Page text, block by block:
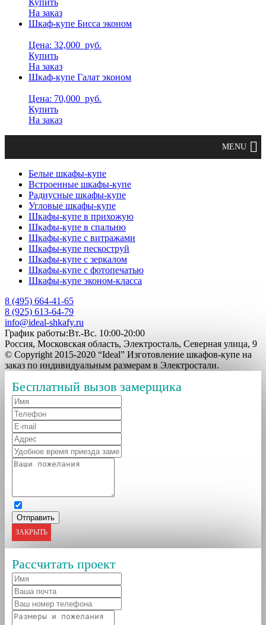
На заказ
Шкаф-купе Бисса эконом
Цена: 32,000 руб.
Купить
На заказ
Шкаф-купе Галат эконом
Цена: 70,000 руб.
Купить
На заказ
Белые шкафы-купе
Встроенные шкафы-купе
Радиусные шкафы-купе
Угловые шкафы-купе
Шкафы-купе в прихожую
Шкафы-купе в спальню
Шкафы-купе с витражами
Шкафы-купе пескоструй
Шкафы-купе с зеркалом
Шкафы-купе с фотопечатью
Шкафы-купе эконом-класса
8 (495) 664-41-65
8 (925) 613-64-79
info@ideal-shkafy.ru
График работы:Вт.-Вс. 10:00-20:00
Россия, Московская область, Электросталь, Северная улица, 9
© Copyright 2015-2020 “Ideal” Изготовление шкафов-купе на
заказ по индивидуальным размерам в Электростали.
Бесплатный вызов замерщика
ЗАКРЫТЬ
Рассчитать проект